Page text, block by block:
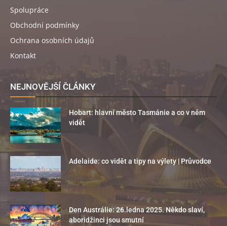
Spolupráce
Obchodní podmínky
Ochrana osobních údajů
Kontakt
NEJNOVĚJŠÍ ČLÁNKY
Hobart: hlavní město Tasmánie a co v něm
vidět
Adelaide: co vidět a tipy na výlety | Průvodce
Den Austrálie: 26.ledna 2025. Někdo slaví,
aboridžinci jsou smutní